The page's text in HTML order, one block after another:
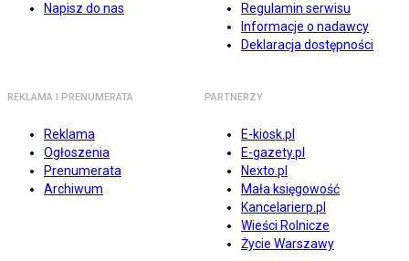
Napisz do nas
Regulamin serwisu
Informacje o nadawcy
Deklaracja dostępności
REKLAMA I PRENUMERATA
Reklama
Ogłoszenia
Prenumerata
Archiwum
PARTNERZY
E-kiosk.pl
E-gazety.pl
Nexto.pl
Mała księgowość
Kancelarierp.pl
Wieści Rolnicze
Życie Warszawy